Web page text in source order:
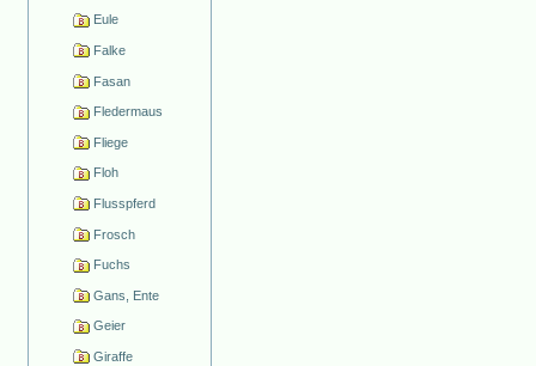
Eule
Falke
Fasan
Fledermaus
Fliege
Floh
Flusspferd
Frosch
Fuchs
Gans, Ente
Geier
Giraffe